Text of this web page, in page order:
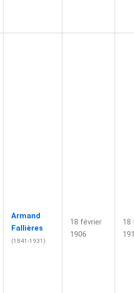
Armand
Fallières
(1841-1931)
18 février
1906
18